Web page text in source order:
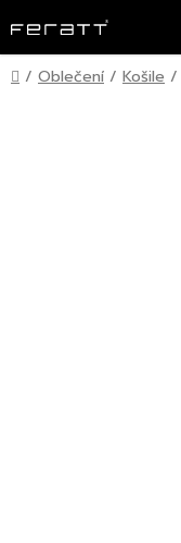
na
obsah
Domů
/ Oblečení / Košile /